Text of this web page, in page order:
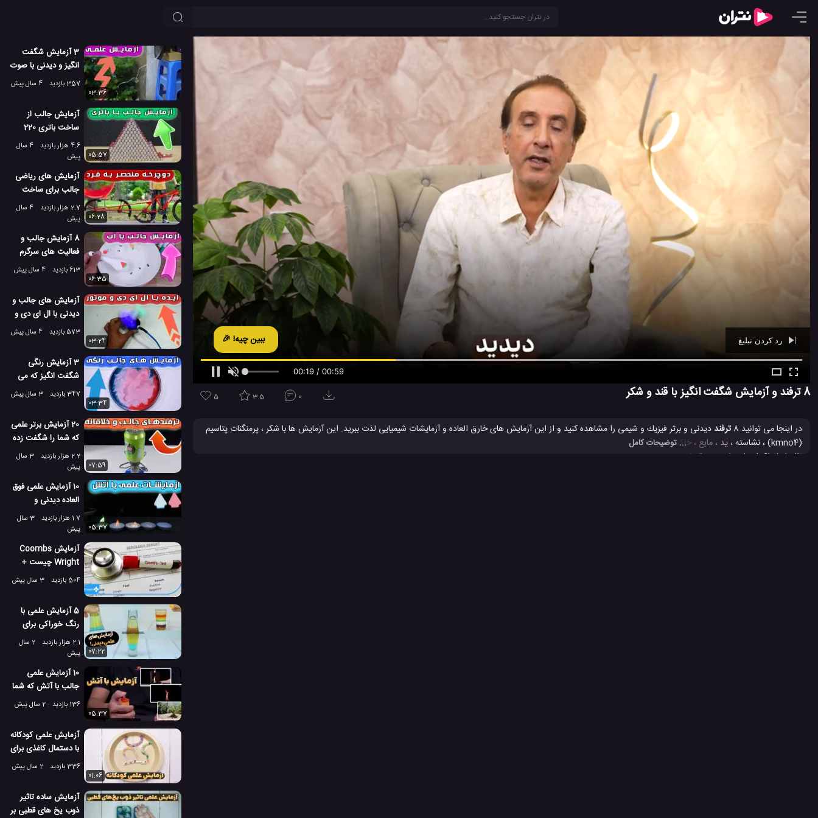
00:20 / 00:59
ببین چیه! 🎉
Ad - 00:39
8 ترفند و آزمایش شگفت انگیز با قند و شکر 5 3.5 0
در اینجا می توانید 8 ترفند دیدنی و برتر فيزيك و شیمی را مشاهده کنید و از این آزمایش های خارق العاده و آزمايشات شيميايي لذت ببرید. این آزمایش ها با شكر ، پرمنگنات پتاسيم
نظر شما واکنش شیمیایی هر یک از مواد نام برده در بالا در مقابل یک حبه قند چگونه است ؟
... توضیحات کامل
3 آزمایش شگفت
انگیز و دیدنی با صوت
و آب
357 بازدید
4 سال پیش
03:36
آزمایش جالب از
ساخت باتری 220
ولت با باتری 1.5 ولت
4.6 هزار بازدید
4 سال
پیش
05:57
آزمایش های ریاضی
جالب برای ساخت
دوچرخه عجیب و
غریب
2.7 هزار بازدید
4 سال
پیش
06:28
8 آزمایش جالب و
فعالیت های سرگرم
کننده با آب
613 بازدید
4 سال پیش
06:35
آزمایش های جالب و
دیدنی با ال ای دی و
موتور دی سی
573 بازدید
4 سال پیش
03:24
3 آزمایش رنگی
شگفت انگیز که می
توانید امتحان کنید
347 بازدید
3 سال پیش
03:34
20 آزمایش برتر علمی
که شما را شگفت زده
خواهند کرد!
2.2 هزار بازدید
3 سال
پیش
07:59
10 آزمایش علمی فوق
العاده دیدنی و
تماشایی با آتش
1.7 هزار بازدید
3 سال
پیش
05:37
آزمایش Coombs
Wright چیست +
تشخیص تب مالت!
504 بازدید 3 سال پیش
5 آزمایش علمی با
رنگ خوراکی برای
دیدن اثر چگالی
مایعات!
2.1 هزار بازدید
2 سال
پیش
07:22
10 آزمایش علمی
جالب با آتش که شما
را شگفت زده می کند!
136 بازدید
2 سال پیش
05:37
آزمایش علمی کودکانه
با دستمال کاغذی برای
نشان دادن حرکت کرم
336 بازدید
2 سال پیش
01:06
آزمایش ساده تاثیر
ذوب یخ های قطبی بر